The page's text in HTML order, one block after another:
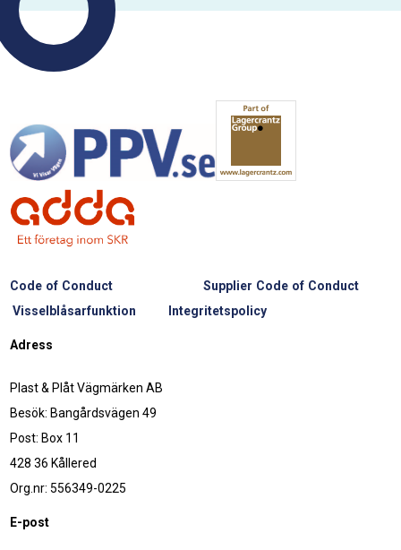
Code of Conduct
Supplier Code of Conduct
Visselblåsarfunktion
Integritetspolicy
Adress
Plast & Plåt Vägmärken AB
Besök: Bangårdsvägen 49
Post: Box 11
428 36 Kållered
Org.nr: 556349-0225
E-post